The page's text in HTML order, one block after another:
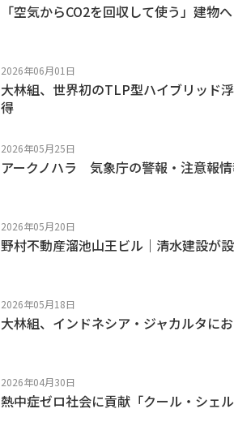
「空気からCO2を回収して使う」建物へ
2026年06月01日
大林組、世界初のTLP型ハイブリッド
得
2026年05月25日
アークノハラ 気象庁の警報・注意報
2026年05月20日
野村不動産溜池山王ビル｜清水建設が
2026年05月18日
大林組、インドネシア・ジャカルタに
2026年04月30日
熱中症ゼロ社会に貢献「クール・シェ